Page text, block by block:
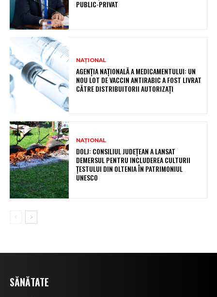
PUBLIC-PRIVAT
NAȚIONAL
AGENȚIA NAȚIONALĂ A MEDICAMENTULUI: UN
NOU LOT DE VACCIN ANTIRABIC A FOST LIVRAT
CĂTRE DISTRIBUITORII AUTORIZAȚI
NAȚIONAL
DOLJ: CONSILIUL JUDEȚEAN A LANSAT
DEMERSUL PENTRU INCLUDEREA CULTURII
ȚESTULUI DIN OLTENIA ÎN PATRIMONIUL
UNESCO
SĂNĂTATE